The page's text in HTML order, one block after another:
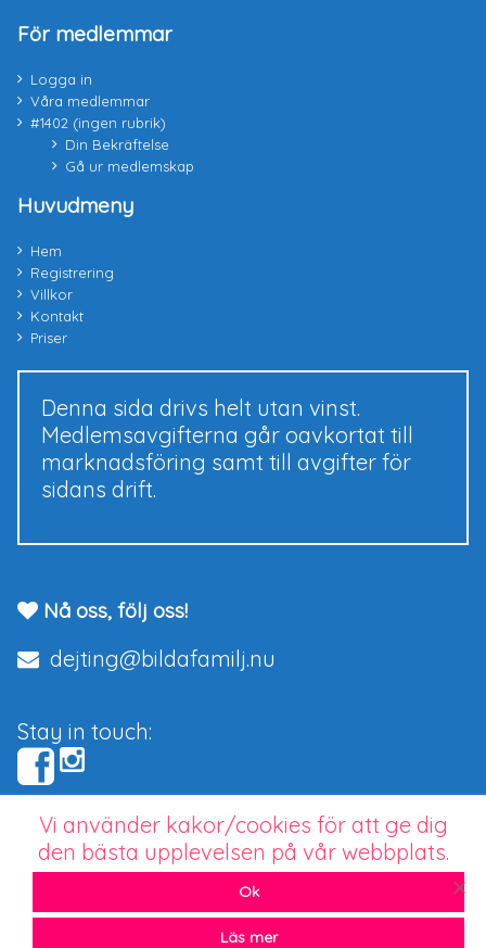
För medlemmar
Logga in
Våra medlemmar
#1402 (ingen rubrik)
Din Bekräftelse
Gå ur medlemskap
Huvudmeny
Hem
Registrering
Villkor
Kontakt
Priser
Denna sida drivs helt utan vinst.
Medlemsavgifterna går oavkortat till
marknadsföring samt till avgifter för
sidans drift.
Nå oss, följ oss!
dejting@bildafamilj.nu
Stay in touch:
Copyright © 2026 bildafamilj.nu.
Seriös dejting för barnlängtande singlar
Vi använder kakor/cookies för att ge dig
den bästa upplevelsen på vår webbplats.
Ok
Läs mer